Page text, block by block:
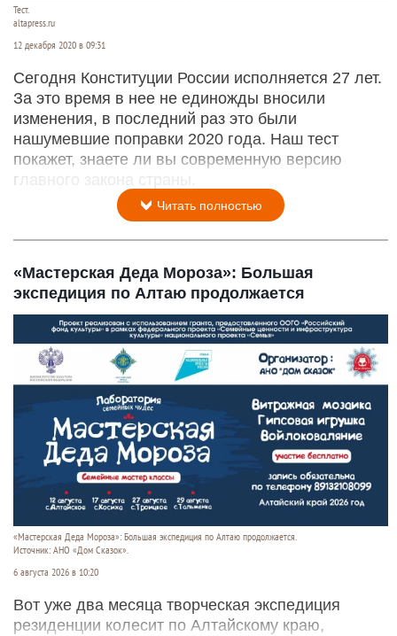
Тест.
altapress.ru
12 декабря 2020 в 09:31
Сегодня Конституции России исполняется 27 лет.
За это время в нее не единожды вносили
изменения, в последний раз это были
нашумевшие поправки 2020 года. Наш тест
покажет, знаете ли вы современную версию
главного закона страны.
Читать полностью
«Мастерская Деда Мороза»: Большая
экспедиция по Алтаю продолжается
«Мастерская Деда Мороза»: Большая экспедиция по Алтаю продолжается.
Источник: АНО «Дом Сказок».
6 августа 2026 в 10:20
Вот уже два месяца творческая экспедиция
резиденции колесит по Алтайскому краю,